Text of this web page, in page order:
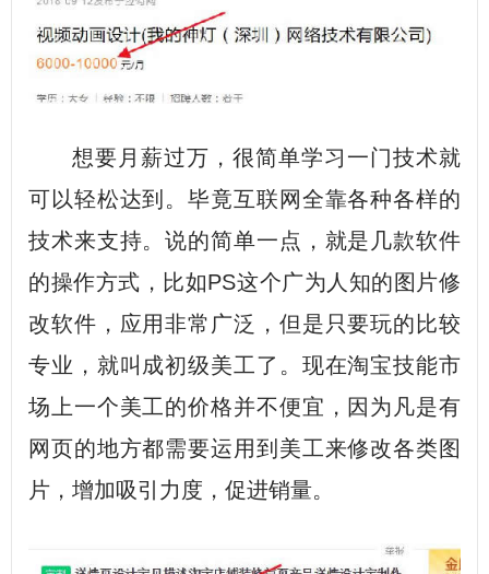
想要月薪过万，很简单学习一门技术就
可以轻松达到。毕竟互联网全靠各种各样的
技术来支持。说的简单一点，就是几款软件
的操作方式，比如PS这个广为人知的图片修
改软件，应用非常广泛，但是只要玩的比较
专业，就叫成初级美工了。现在淘宝技能市
场上一个美工的价格并不便宜，因为凡是有
网页的地方都需要运用到美工来修改各类图
片，增加吸引力度，促进销量。